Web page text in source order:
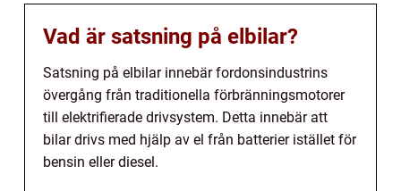
Vad är satsning på elbilar?
Satsning på elbilar innebär fordonsindustrins
övergång från traditionella förbränningsmotorer
till elektrifierade drivsystem. Detta innebär att
bilar drivs med hjälp av el från batterier istället för
bensin eller diesel.